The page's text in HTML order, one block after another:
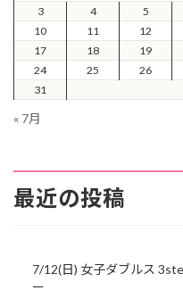
3
4 5
10
11 12
17
18 19
24
25 26
31
« 7月
最近の投稿
7/12(日) 女子ダブルス
ー